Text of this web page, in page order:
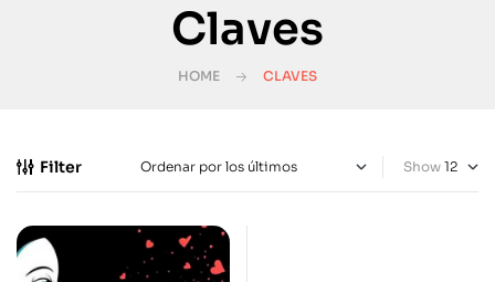
Claves
HOME CLAVES
Filter Show